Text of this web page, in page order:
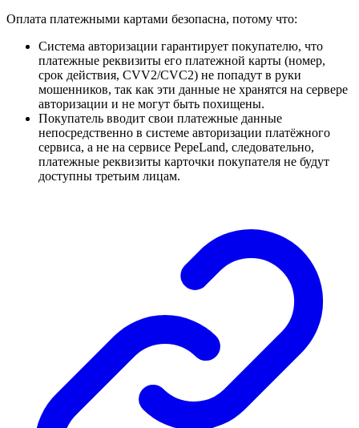
Оплата платежными картами безопасна, потому что:
Система авторизации гарантирует покупателю, что
платежные реквизиты его платежной карты (номер,
срок действия, CVV2/CVC2) не попадут в руки
мошенников, так как эти данные не хранятся на сервере
авторизации и не могут быть похищены.
Покупатель вводит свои платежные данные
непосредственно в системе авторизации платёжного
сервиса, а не на сервисе PepeLand, следовательно,
платежные реквизиты карточки покупателя не будут
доступны третьим лицам.